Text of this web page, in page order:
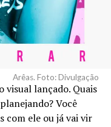
Arêas. Foto: Divulgação
lançado. Quais
Você
com ele ou já vai vir